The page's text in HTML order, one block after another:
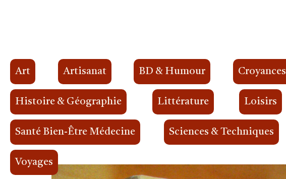
Art Artisanat BD & Humour Croyances
Histoire & Géographie Littérature Loisirs
Santé Bien-Être Médecine Sciences & Techniques
Voyages